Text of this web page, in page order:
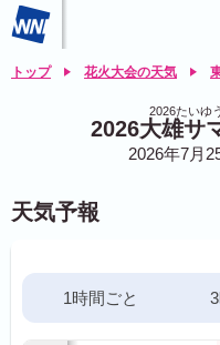
トップ 花火大会の天気
2026たいゆ
2026大雄サ
2026年7月
天気予報
1時間ごと